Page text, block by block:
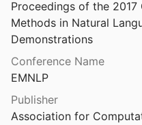
5 Alternative
6
7 Archivierung
9 Strategie
in Critical Editing
in Historical Corpora
2013
Proceedings of the
Methods in Natural
Demonstrations
Conference Name
EMNLP
Publisher
Association for